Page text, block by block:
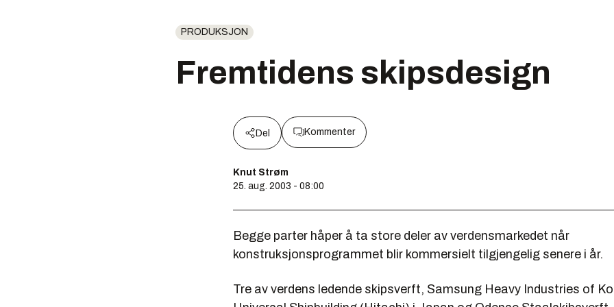
PRODUKSJON
Fremtidens skipsdesign
Del Kommenter
Knut Strøm
25. aug. 2003 - 08:00
Begge parter håper å ta store deler av verdensmarkedet når
konstruksjonsprogrammet blir kommersielt tilgjengelig senere i år.
Tre av verdens ledende skipsverft, Samsung Heavy Industries of